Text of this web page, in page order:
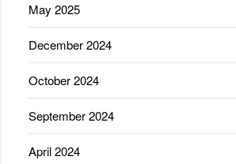
May 2025
December 2024
October 2024
September 2024
April 2024